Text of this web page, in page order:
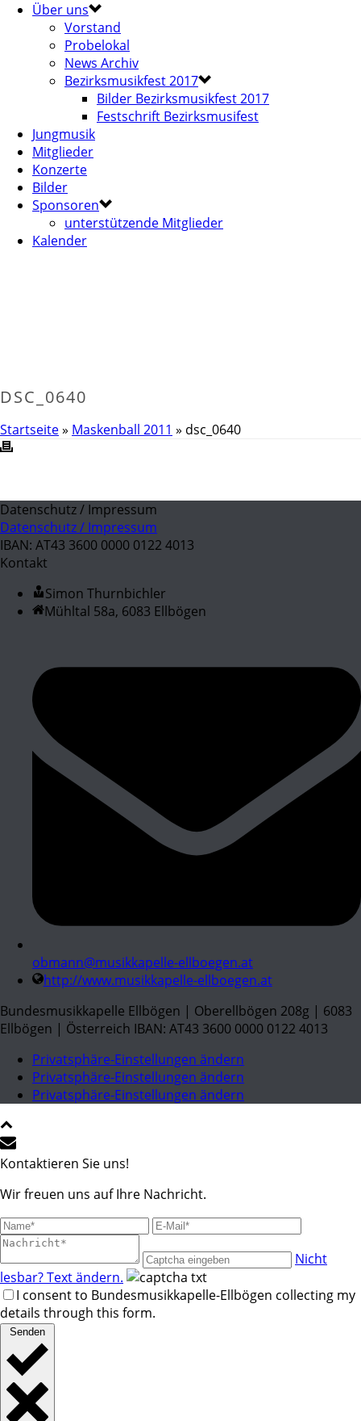
Über uns
Vorstand
Probelokal
News Archiv
Bezirksmusikfest 2017
Bilder Bezirksmusikfest 2017
Festschrift Bezirksmusifest
Jungmusik
Mitglieder
Konzerte
Bilder
Sponsoren
unterstützende Mitglieder
Kalender
DSC_0640
Startseite» Maskenball 2011 » dsc_0640
Datenschutz / Impressum
Datenschutz / Impressum
IBAN: AT43 3600 0000 0122 4013
Kontakt
Simon Thurnbichler
Mühltal 58a, 6083 Ellbögen
obmann@musikkapelle-ellboegen.at
http://www.musikkapelle-ellboegen.at
Bundesmusikkapelle Ellbögen | Oberellbögen 208g | 6083
Ellbögen | Österreich IBAN: AT43 3600 0000 0122 4013
Privatsphäre-Einstellungen ändern
Privatsphäre-Einstellungen ändern
Privatsphäre-Einstellungen ändern
Kontaktieren Sie uns!
Wir freuen uns auf Ihre Nachricht.
Nicht
lesbar? Text ändern.
I consent to Bundesmusikkapelle-Ellbögen collecting my
details through this form.
Senden